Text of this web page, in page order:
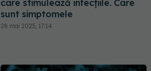
care stimulează infecțiile. Care
sunt simptomele
28 mai 2025, 17:14